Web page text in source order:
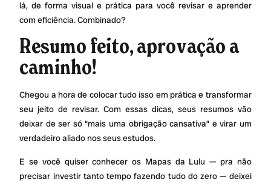
lá, de forma visual e prática para você revisar e aprender
com eficiência. Combinado?
Resumo feito, aprovação a
caminho!
Chegou a hora de colocar tudo isso em prática e transformar
seu jeito de revisar. Com essas dicas, seus resumos vão
deixar de ser só “mais uma obrigação cansativa” e virar um
verdadeiro aliado nos seus estudos.
E se você quiser conhecer os Mapas da Lulu — pra não
precisar investir tanto tempo fazendo tudo do zero — deixei